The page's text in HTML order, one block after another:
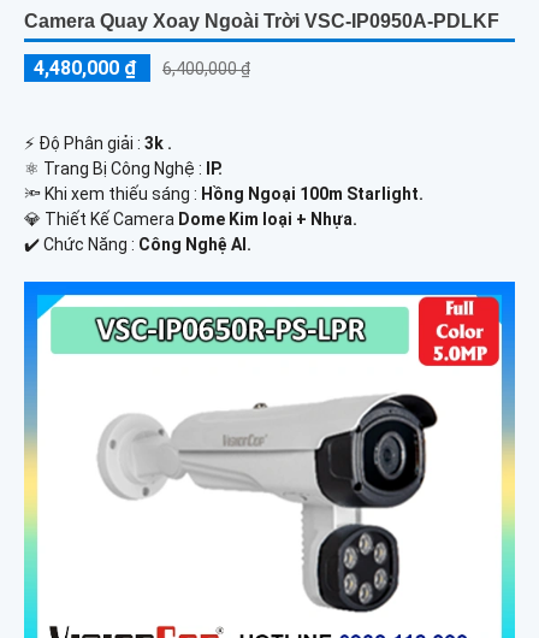
Camera Quay Xoay Ngoài Trời VSC-IP0950A-PDLKF
4,480,000 ₫ 6,400,000 ₫
️⚡ Độ Phân giải : 3k .
⚛️ Trang Bị Công Nghệ :
IP.
🔦 Khi xem thiếu sáng : Hồng Ngoại 100m Starlight.
💎 Thiết Kế Camera Dome Kim loại + Nhựa.
️✔️ Chức Năng : Công Nghệ AI.